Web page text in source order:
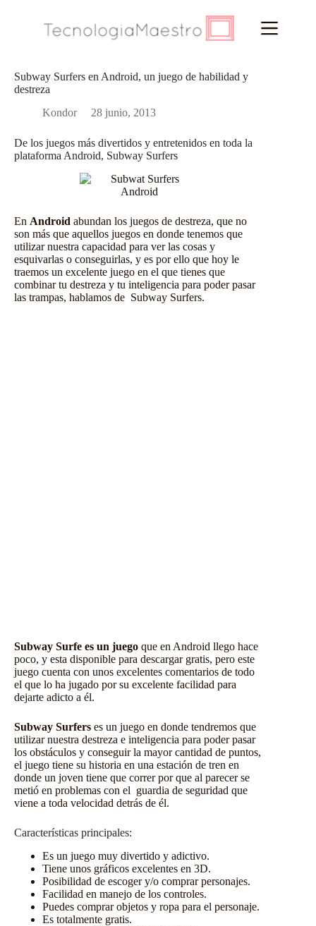
Subway Surfers en Android, un juego de habilidad y
destreza
Kondor
28 junio, 2013
De los juegos más divertidos y entretenidos en toda la
plataforma Android, Subway Surfers
En Android abundan los juegos de destreza, que no
son más que aquellos juegos en donde tenemos que
utilizar nuestra capacidad para ver las cosas y
esquivarlas o conseguirlas, y es por ello que hoy le
traemos un excelente juego en el que tienes que
combinar tu destreza y tu inteligencia para poder pasar
las trampas, hablamos de Subway Surfers.
Subway Surfe es un juego que en Android llego hace
poco, y esta disponible para descargar gratis, pero este
juego cuenta con unos excelentes comentarios de todo
el que lo ha jugado por su excelente facilidad para
dejarte adicto a él.
Subway Surfers es un juego en donde tendremos que
utilizar nuestra destreza e inteligencia para poder pasar
los obstáculos y conseguir la mayor cantidad de puntos,
el juego tiene su historia en una estación de tren en
donde un joven tiene que correr por que al parecer se
metió en problemas con el guardia de seguridad que
viene a toda velocidad detrás de él.
Características principales:
Es un juego muy divertido y adictivo.
Tiene unos gráficos excelentes en 3D.
Posibilidad de escoger y/o comprar personajes.
Facilidad en manejo de los controles.
Puedes comprar objetos y ropa para el personaje.
Es totalmente gratis.